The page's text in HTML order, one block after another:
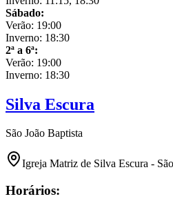
Sábado:
Verão: 19:00
Inverno: 18:30
2ª a 6ª:
Verão: 19:00
Inverno: 18:30
Silva Escura
São João Baptista
Igreja Matriz de Silva Escura -
Horários: